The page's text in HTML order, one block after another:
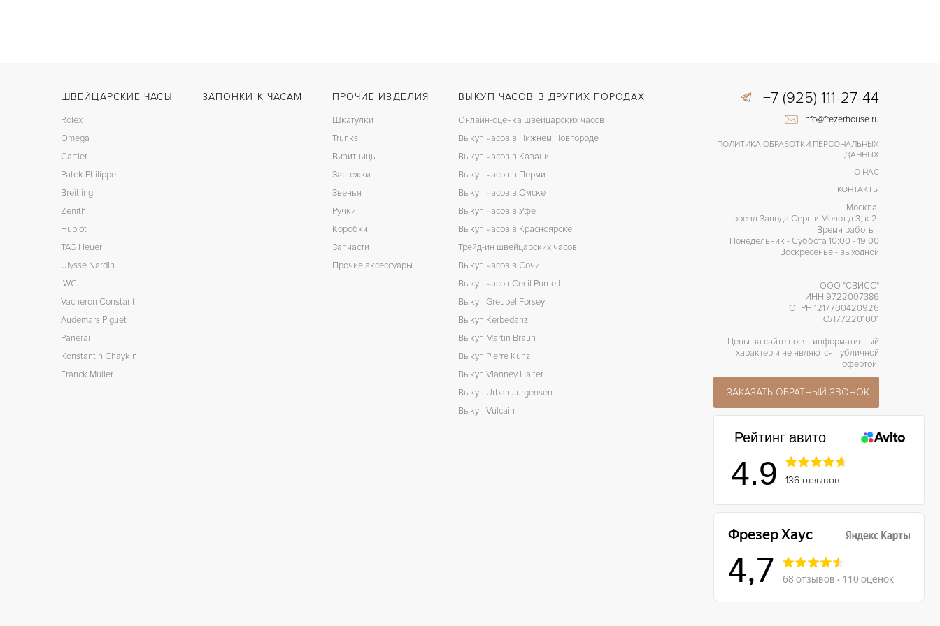
ШВЕЙЦАРСКИЕ ЧАСЫ
Rolex
Omega
Cartier
Patek Philippe
Breitling
Zenith
Hublot
TAG Heuer
Ulysse Nardin
IWC
Vacheron Constantin
Audemars Piguet
Panerai
Konstantin Chaykin
Franck Muller
ЗАПОНКИ К ЧАСАМ ПРОЧИЕ ИЗДЕЛИЯ
Шкатулки
Trunks
Визитницы
Застежки
Звенья
Ручки
Коробки
Запчасти
Прочие аксессуары
ВЫКУП ЧАСОВ В ДРУГИХ ГОРОДАХ
Онлайн-оценка швейцарских часов
Выкуп часов в Нижнем Новгороде
Выкуп часов в Казани
Выкуп часов в Перми
Выкуп часов в Омске
Выкуп часов в Уфе
Выкуп часов в Красноярске
Трейд-ин швейцарских часов
Выкуп часов в Сочи
Выкуп часов Cecil Purnell
Выкуп Greubel Forsey
Выкуп Kerbedanz
Выкуп Martin Braun
Выкуп Pierre Kunz
Выкуп Vianney Halter
Выкуп Urban Jurgensen
Выкуп Vulcain
+7 (925) 111-27-44
info@frezerhouse.ru
ПОЛИТИКА ОБРАБОТКИ ПЕРСОНАЛЬНЫХ
ДАННЫХ
О НАС
КОНТАКТЫ
Москва,
проезд Завода Серп и Молот д 3, к 2,
Время работы:
Понедельник - Суббота 10:00 - 19:00
Воскресенье - выходной
ООО "СВИСС"
ИНН 9722007386
ОГРН 1217700420926
ЮЛ772201001
Цены на сайте носят информативный
характер и не являются публичной
офертой.
ЗАКАЗАТЬ ОБРАТНЫЙ ЗВОНОК
Рейтинг авито
4.9 136 отзывов